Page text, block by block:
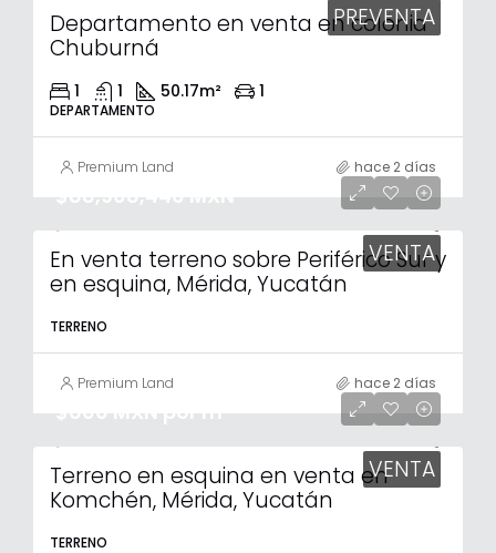
PREVENTA
Departamento en venta en colonia
Chuburná
1 1 50.17m² 1
DEPARTAMENTO
Premium Land hace 2 días
VENTA
$88,908,440 MXN
En venta terreno sobre Periférico Sur y
en esquina, Mérida, Yucatán
TERRENO
Premium Land hace 2 días
VENTA
$600 MXN por m²
Terreno en esquina en venta en
Komchén, Mérida, Yucatán
TERRENO